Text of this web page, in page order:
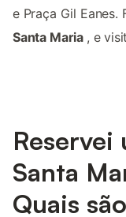
e Praça Gil Eanes.
Santa Maria , e
Reservei
Santa
Quais